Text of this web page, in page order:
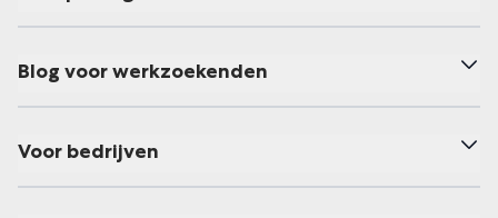
Blog voor werkzoekenden
Voor bedrijven